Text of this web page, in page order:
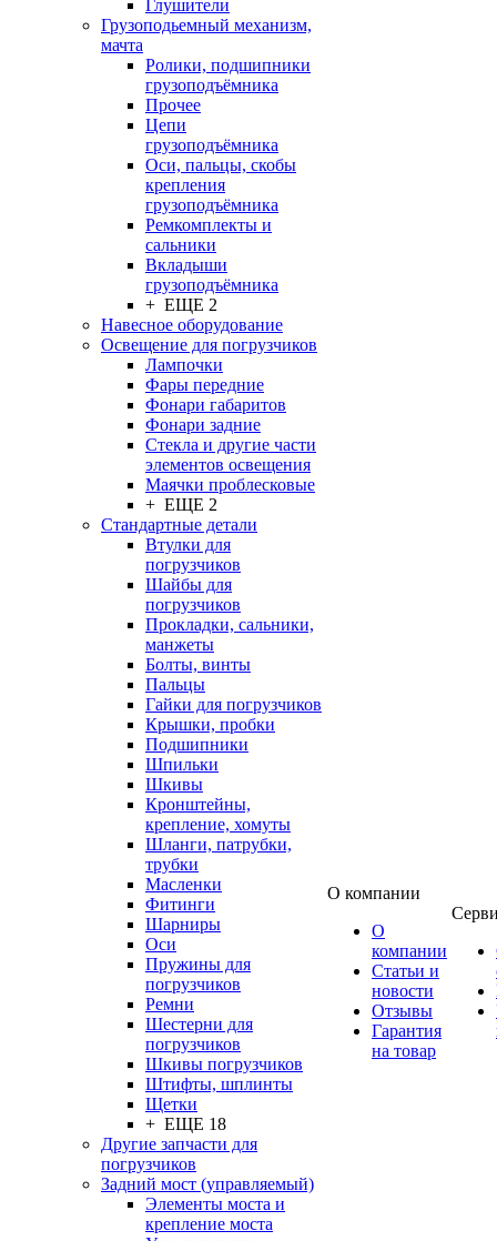
Глушители
Грузоподьемный механизм,
мачта
Ролики, подшипники
грузоподъёмника
Прочее
Цепи
грузоподъёмника
Оси, пальцы, скобы
крепления
грузоподъёмника
Ремкомплекты и
сальники
Вкладыши
грузоподъёмника
+ ЕЩЕ 2
Навесное оборудование
Освещение для погрузчиков
Лампочки
Фары передние
Фонари габаритов
Фонари задние
Стекла и другие части
элементов освещения
Маячки проблесковые
+ ЕЩЕ 2
Стандартные детали
Втулки для
погрузчиков
Шайбы для
погрузчиков
Прокладки, сальники,
манжеты
Болты, винты
Пальцы
Гайки для погрузчиков
Крышки, пробки
Подшипники
Шпильки
Шкивы
Кронштейны,
крепление, хомуты
Шланги, патрубки,
трубки
Масленки
Фитинги
Шарниры
Оси
Пружины для
погрузчиков
Ремни
Шестерни для
погрузчиков
Шкивы погрузчиков
Штифты, шплинты
Щетки
+ ЕЩЕ 18
Другие запчасти для
погрузчиков
Задний мост (управляемый)
Элементы моста и
крепление моста
О компании
О
компании
Статьи и
новости
Отзывы
Гарантия
на товар